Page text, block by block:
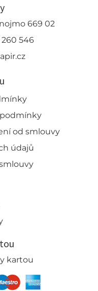
669 02
260 546
od smlouvy
údajů
kartou